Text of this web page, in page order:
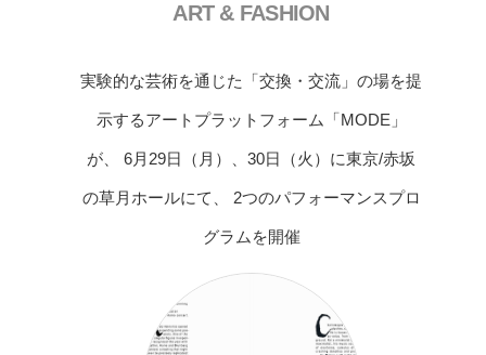
ART & FASHION
実験的な芸術を通じた「交換・交流」の場を提
示するアートプラットフォーム「MODE」
が、 6月29日（月）、30日（火）に東京/赤坂
の草月ホールにて、 2つのパフォーマンスプロ
グラムを開催